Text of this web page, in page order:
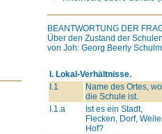
BEANTWORTUNG DER
Über den Zustand der
von Joh: Georg Beerly
I. Lokal-Verhältnisse.
I.1
Name des Ortes, wo
die Schule ist.
I.1.a
Ist es ein Stadt,
Flecken, Dorf,
Hof?